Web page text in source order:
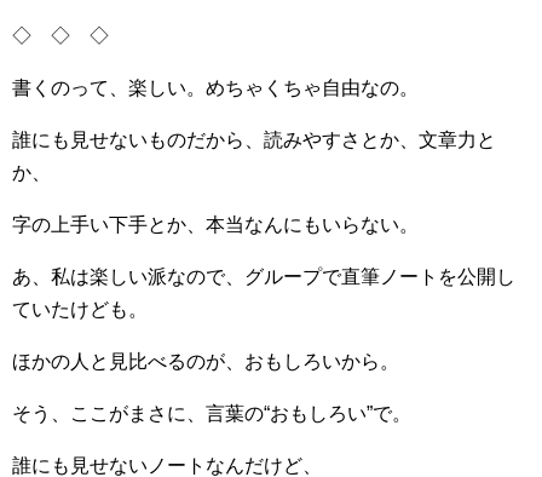
◇ ◇ ◇
書くのって、楽しい。めちゃくちゃ自由なの。
誰にも見せないものだから、読みやすさとか、文章力と
か、
字の上手い下手とか、本当なんにもいらない。
あ、私は楽しい派なので、グループで直筆ノートを公開し
ていたけども。
ほかの人と見比べるのが、おもしろいから。
そう、ここがまさに、言葉の“おもしろい”で。
誰にも見せないノートなんだけど、